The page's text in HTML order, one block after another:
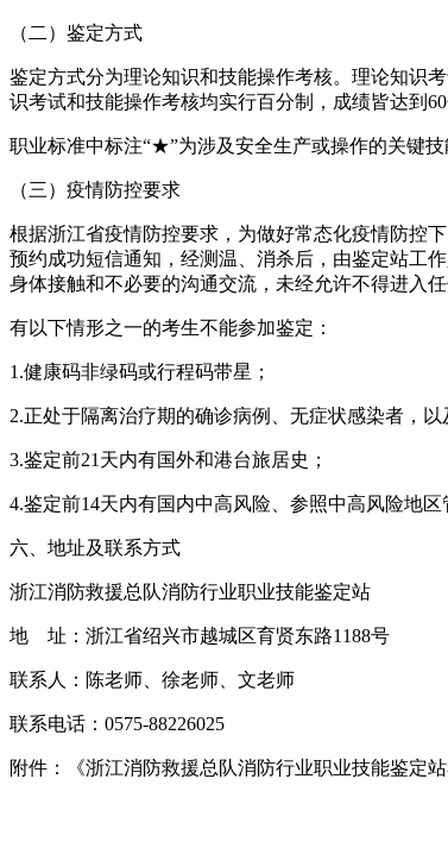
（二）鉴定方式
鉴定方式分为理论知识和技能操作考核。理论知识
识考试和技能操作考核均实行百分制，成绩皆达到60
职业标准中标注“★”为涉及安全生产或操作的关键
（三）疫情防控要求
根据浙江省疫情防控要求，为做好常态化疫情防控
预约成功短信通知，经测温、消杀后，由鉴定站工
身体接触和不必要的沟通交流，未经允许不得进入
有以下情形之一的考生不能参加鉴定：
1.健康码非绿码或行程码带星；
2.正处于隔离治疗期的确诊病例、无症状感染者，
3.鉴定前21天内有国外和港台旅居史；
4.鉴定前14天内有国内中高风险、参照中高风险地
六、地址及联系方式
浙江消防救援总队消防行业职业技能鉴定站
地 址：浙江省绍兴市越城区育贤东路1188号
联系人：陈老师、徐老师、文老师
联系电话：0575-88226025
附件：《浙江消防救援总队消防行业职业技能鉴定站